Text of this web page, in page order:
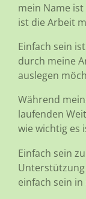
mein Name ist
ist die Arbeit
Einfach sein
durch meine
auslegen
Während
laufenden
wie wichtig es
Einfach sein
einfach sein